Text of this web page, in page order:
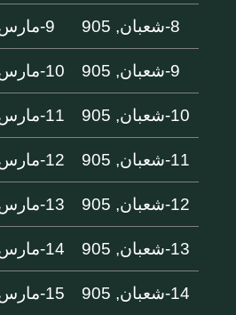
8-شعبان, 905 9-مارس-1500
9-شعبان, 905 10-مارس-1500
10-شعبان, 905 11-مارس-1500
11-شعبان, 905 12-مارس-1500
12-شعبان, 905 13-مارس-1500
13-شعبان, 905 14-مارس-1500
14-شعبان, 905 15-مارس-1500